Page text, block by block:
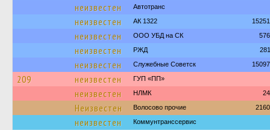
неизвестен Автотранс
неизвестен АК 1322
неизвестен ООО УБД на СК
неизвестен РЖД
неизвестен Служебные Советск
209 неизвестен ГУП «ПП»
неизвестен НЛМК
Неизвестен Волосово прочие
неизвестен Коммунтранссервис